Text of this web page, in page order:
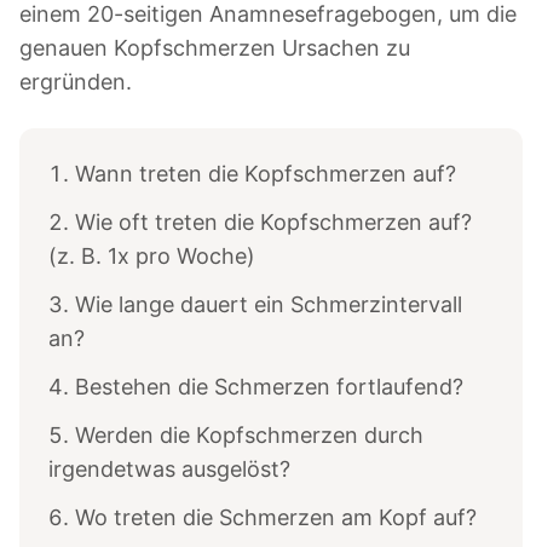
einem 20-seitigen Anamnesefragebogen, um die
genauen Kopfschmerzen Ursachen zu
ergründen.
Wann treten die Kopfschmerzen auf?
Wie oft treten die Kopfschmerzen auf?
(z. B. 1x pro Woche)
Wie lange dauert ein Schmerzintervall
an?
Bestehen die Schmerzen fortlaufend?
Werden die Kopfschmerzen durch
irgendetwas ausgelöst?
Wo treten die Schmerzen am Kopf auf?